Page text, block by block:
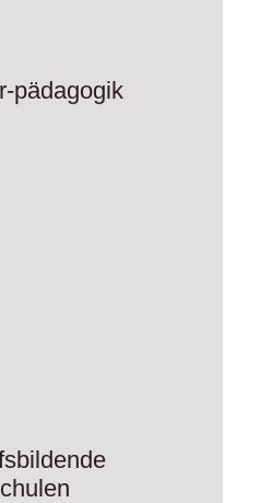
pädagogik